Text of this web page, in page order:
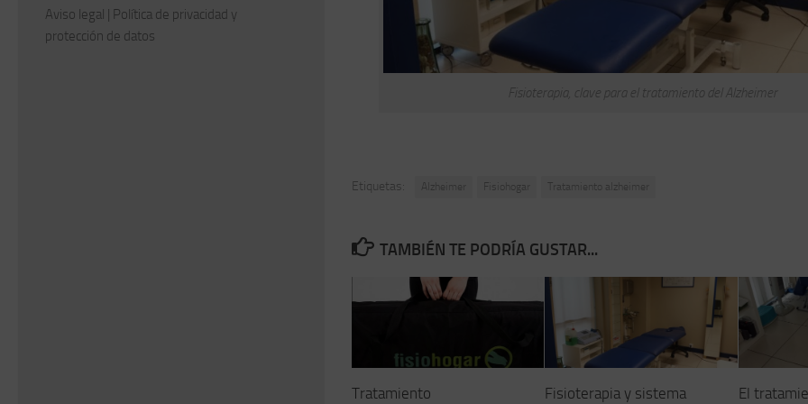
Fisioterapia, clave para el tratamiento del Alzheimer
Etiquetas: Alzheimer Fisiohogar Tratamiento alzheimer
TAMBIÉN TE PODRÍA GUSTAR...
Tratamiento Fisioterapia y sistema El
Aviso legal | Política de privacidad y
protección de datos